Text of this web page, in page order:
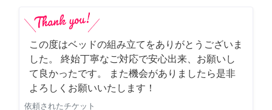
この度はベッドの組み立てをありがとうございま
した。 終始丁寧なご対応で安心出来、お願いし
て良かったです。 また機会がありましたら是非
よろしくお願いいたします！
依頼されたチケット